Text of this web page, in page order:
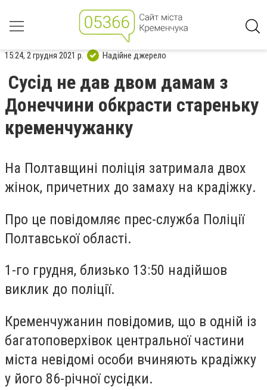
15:24, 2 грудня 2021 р. Надійне джерело
Сусід не дав двом дамам з
Донеччини обкрасти стареньку
кременчужанку
На Полтавщині поліція затримала двох
жінок, причетних до замаху на крадіжку.
Про це повідомляє прес-служба Поліції
Полтавської області.
1-го грудня, близько 13:50 надійшов
виклик до поліції.
Кременчужанин повідомив, що в одній із
багатоповерхівок центральної частини
міста невідомі особи вчиняють крадіжку
у його 86-річної сусідки.